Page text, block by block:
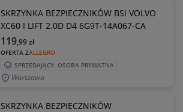
SKRZYNKA BEZPIECZNIKÓW BSI VOLVO
XC60 I LIFT 2.0D D4 6G9T-14A067-CA
OFERTA ZALLEGRO
119,99zł
SPRZEDAJĄCY: OSOBA PRYWATNA
Warszawa
SKRZYNKA BEZPIECZNIKÓW